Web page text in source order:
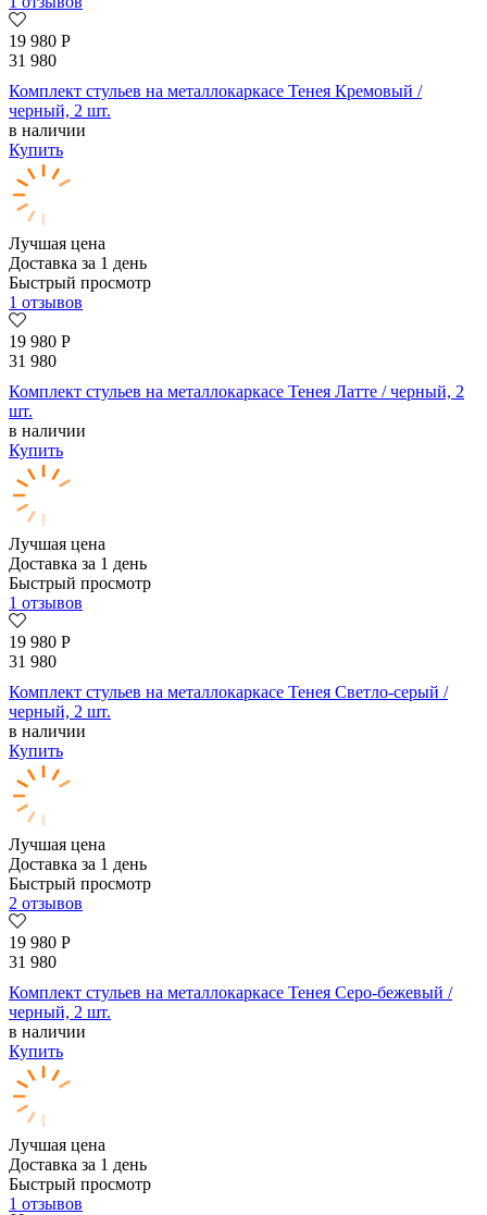
19 980 Р
31 980
Комплект стульев на металлокаркасе Тенея Кремовый /
черный, 2 шт.
в наличии
Купить
Лучшая цена
Доставка за 1 день
Быстрый просмотр
1 отзывов
19 980 Р
31 980
Комплект стульев на металлокаркасе Тенея Латте / черный, 2
шт.
в наличии
Купить
Лучшая цена
Доставка за 1 день
Быстрый просмотр
1 отзывов
19 980 Р
31 980
Комплект стульев на металлокаркасе Тенея Светло-серый /
черный, 2 шт.
в наличии
Купить
Лучшая цена
Доставка за 1 день
Быстрый просмотр
2 отзывов
19 980 Р
31 980
Комплект стульев на металлокаркасе Тенея Серо-бежевый /
черный, 2 шт.
в наличии
Купить
Лучшая цена
Доставка за 1 день
Быстрый просмотр
1 отзывов